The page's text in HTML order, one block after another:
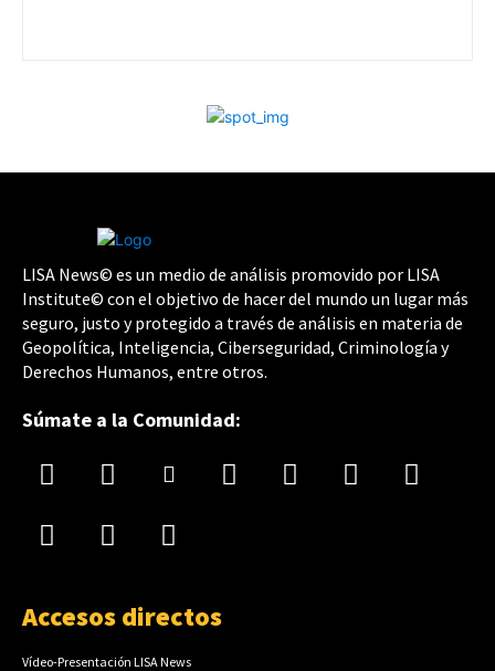
LISA News© es un medio de análisis promovido por LISA
Institute© con el objetivo de hacer del mundo un lugar más
seguro, justo y protegido a través de análisis en materia de
Geopolítica, Inteligencia, Ciberseguridad, Criminología y
Derechos Humanos, entre otros.
Súmate a la Comunidad:
Accesos directos
Vídeo-Presentación LISA News